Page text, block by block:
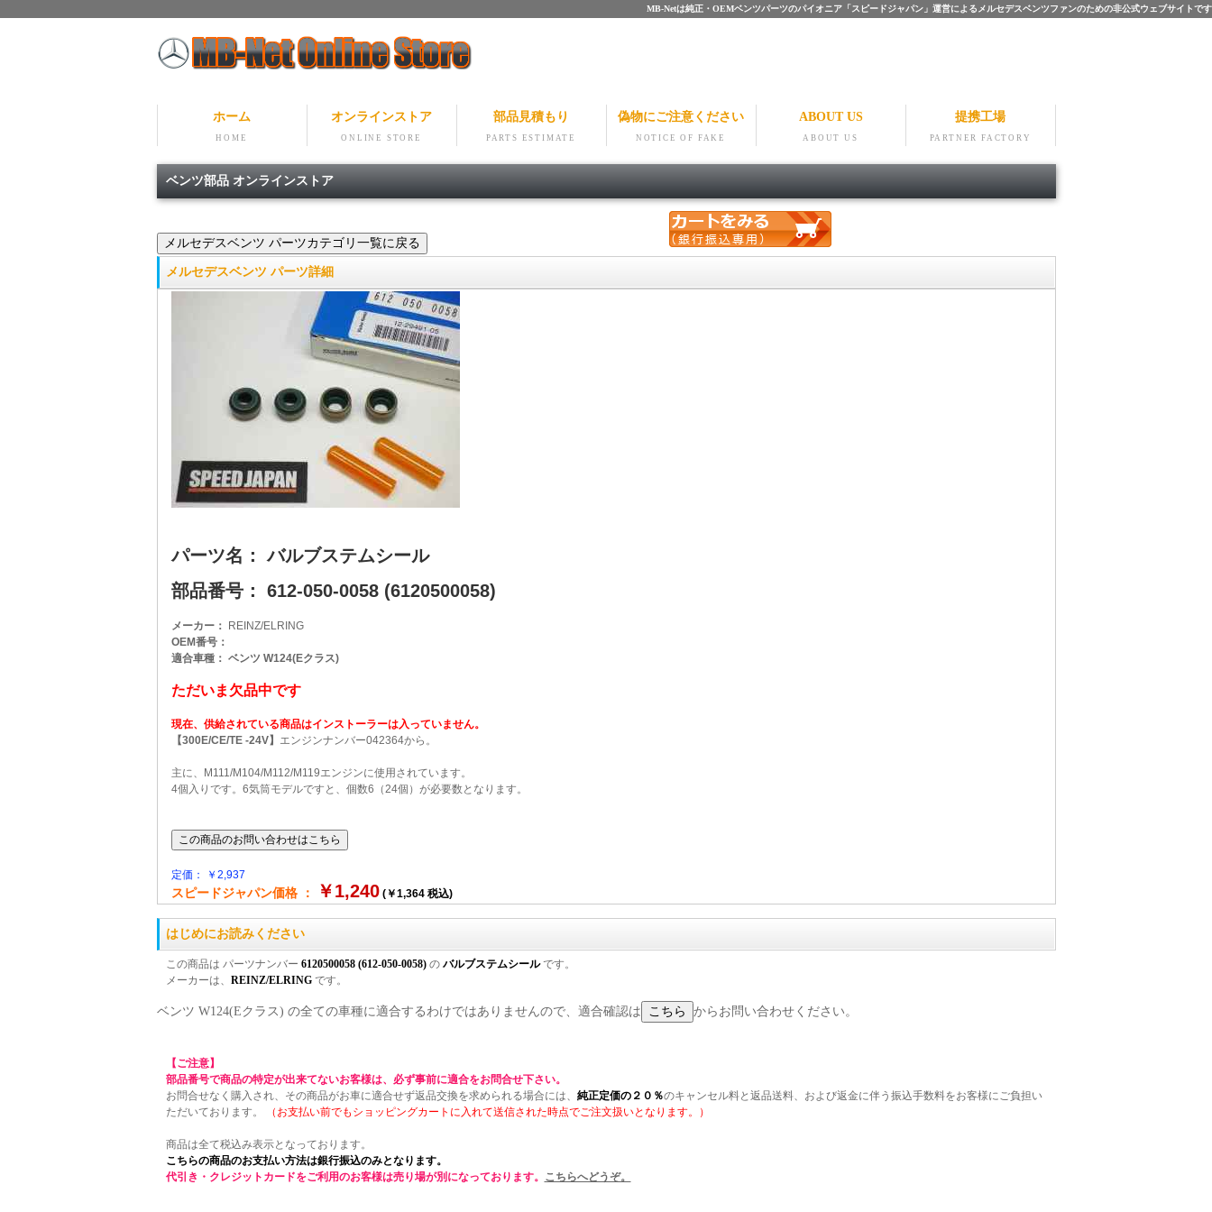
MB-Netは純正・OEMベンツパーツのパイオニア「スピードジャパン」運営によるメルセデスベンツファンのための非公式ウェブサイトです
ホーム
HOME
オンラインストア
ONLINE STORE
部品見積もり
PARTS ESTIMATE
偽物にご注意ください
NOTICE OF FAKE
ABOUT US
ABOUT US
提携工場
PARTNER FACTORY
ベンツ部品 オンラインストア
メルセデスベンツ パーツ詳細
パーツ名： バルブステムシール
部品番号： 612-050-0058 (6120500058)
メーカー：
REINZ/ELRING
OEM番号：
適合車種： ベンツ W124(Eクラス)
ただいま欠品中です
現在、供給されている商品はインストーラーは入っていません。
【300E/CE/TE -24V】
エンジンナンバー042364から。
主に、M111/M104/M112/M119エンジンに使用されています。
4個入りです。6気筒モデルですと、個数6（24個）が必要数となります。
定価： ￥2,937
スピードジャパン価格 ： ￥1,240(￥1,364 税込)
はじめにお読みください
この商品は パーツナンバー 6120500058 (612-050-0058)の バルブステムシールです。
メーカーは、 REINZ/ELRINGです。
ベンツ W124(Eクラス) の全ての車種に適合するわけではありませんので、適合確認は からお問い合わせください。
【ご注意】
部品番号で商品の特定が出来てないお客様は、必ず事前に適合をお問合せ下さい。
お問合せなく購入され、その商品がお車に適合せず返品交換を求められる場合には、 純正定価の２０％のキャンセル料と返品送料、および返金に伴う振込手数料をお客様にご負担い
ただいております。
（お支払い前でもショッピングカートに入れて送信された時点でご注文扱いとなります。）
商品は全て税込み表示となっております。
こちらの商品のお支払い方法は銀行振込のみとなります。
代引き・クレジットカードをご利用のお客様は売り場が別になっております。 こちらへどうぞ。